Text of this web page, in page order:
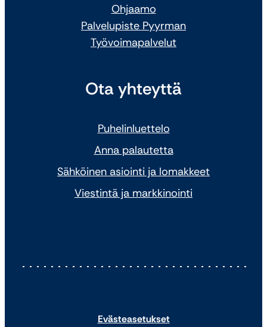
Ohjaamo
Palvelupiste Pyyrman
Työvoimapalvelut
Ota yhteyttä
Puhelinluettelo
Anna palautetta
Sähköinen asiointi ja lomakkeet
Viestintä ja markkinointi
Evästeasetukset